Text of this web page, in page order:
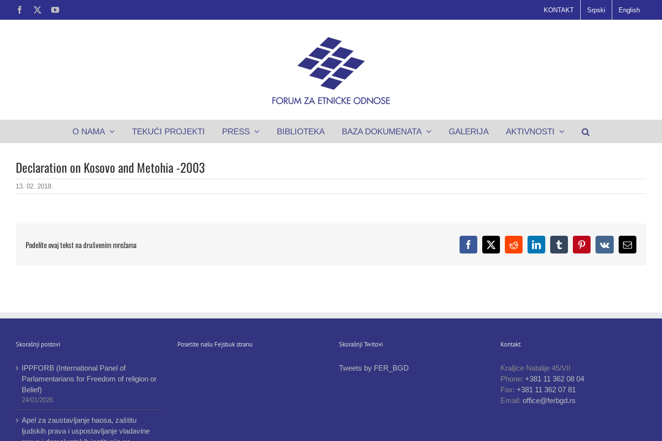
Facebook YouTube KONTAKT Srpski English
O NAMA TEKUĆI PROJEKTI PRESS BIBLIOTEKA BAZA DOKUMENATA GALERIJA AKTIVNOSTI
Declaration on Kosovo and Metohia -2003
13. 02. 2018.
Podelite ovaj tekst na drušvenim mrežama Facebook
X RedditLinkedInTumblrPinterest
Vk Email
Skorašnji postovi
IPPFORB (International Panel of
Parlamentarians for Freedom of religion or
Belief)
24/01/2026
Apel za zaustavljanje haosa, zaštitu
ljudskih prava i uspostavljanje vladavine
Posetite našu Fejsbuk stranu Skorašnji Twitovi
Tweets by FER_BGD
Kontakt
Kraljice Natalije 45/VII
Phone: +381 11 362 08 04
Fax: +381 11 362 07 81
Email: office@ferbgd.rs